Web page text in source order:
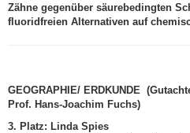
Zähne gegenüber säurebedingten
fluoridfreien Alternativen auf
GEOGRAPHIE/ ERDKUNDE
Prof. Hans-Joachim Fuchs)
3. Platz: Linda Spies